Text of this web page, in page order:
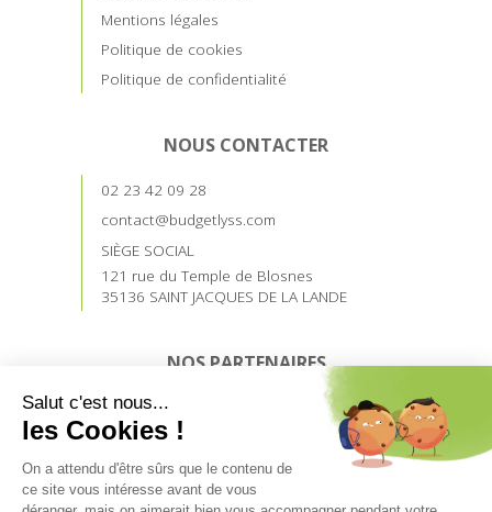
Mentions légales
Politique de cookies
Politique de confidentialité
NOUS CONTACTER
02 23 42 09 28
contact@budgetlyss.com
SIÈGE SOCIAL
121 rue du Temple de Blosnes
35136 SAINT JACQUES DE LA LANDE
NOS PARTENAIRES
Devenez prescripteur
Accès prescripteurs